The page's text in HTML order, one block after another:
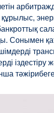
құрылыс,
Сонымен
іздестіру